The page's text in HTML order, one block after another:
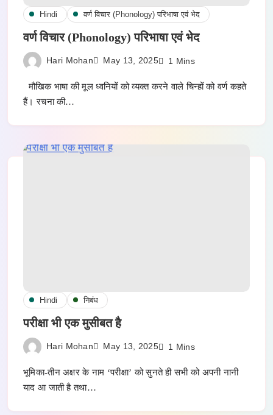
Hindi वर्ण विचार (Phonology) परिभाषा एवं भेद
वर्ण विचार (Phonology) परिभाषा एवं भेद
Hari Mohan May 13, 2025 1 Mins
मौखिक भाषा की मूल ध्वनियों को व्यक्त करने वाले चिन्हों को वर्ण कहते
हैं। रचना की…
Hindi निबंध
परीक्षा भी एक मुसीबत है
Hari Mohan May 13, 2025 1 Mins
भूमिका-तीन अक्षर के नाम ‘परीक्षा’ को सुनते ही सभी को अपनी नानी
याद आ जाती है तथा…